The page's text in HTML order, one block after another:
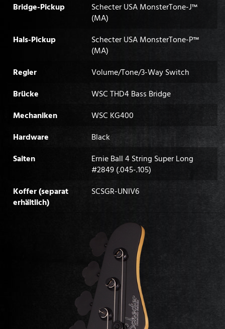
Bridge-Pickup
Schecter USA MonsterTone-J™
(MA)
Hals-Pickup
Schecter USA MonsterTone-P™
(MA)
Regler
Volume/Tone/3-Way Switch
Brücke
WSC THD4 Bass Bridge
Mechaniken
WSC KG400
Hardware
Black
Saiten
Ernie Ball 4 String Super Long
#2849 (.045-.105)
Koffer (separat
erhältlich)
SCSGR-UNIV6